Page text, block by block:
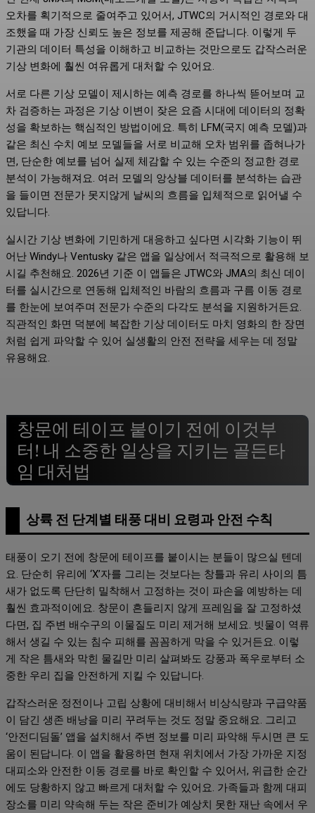
오차를 획기적으로 줄여주고 있어서, JTWC의 거시적인 경로와 대
조했을 때 가장 신뢰도 높은 정보를 제공해 준답니다. 이렇게 두
기관의 데이터 특성을 이해하고 비교하는 것만으로도 갑작스러운
기상 변화에 훨씬 여유롭게 대처할 수 있어요.
서로 다른 기상 모델이 제시하는 예측 경로를 하나씩 뜯어보며 교
차 검증하는 과정은 기상 이변이 잦은 요즘 시대에 데이터의 정확
성을 확보하는 핵심적인 방법이에요. 특히 LFM(국지 예측 모델)과
같은 최신 수치 예보 모델들을 서로 비교해 오차 범위를 좁혀나가
면, 단순한 예보를 넘어 실제 체감할 수 있는 수준의 정교한 경로
분석이 가능해져요. 여러 모델의 앙상블 데이터를 분석하는 습관
을 들이면 전문가 못지않게 날씨의 흐름을 입체적으로 읽어낼 수
있답니다.
실시간 기상 변화에 기민하게 대응하고 싶다면 시각화 기능이 뛰
어난 Windy나 Ventusky 같은 앱을 일상에서 적극적으로 활용해 보
시길 추천해요. 2026년 기준 이 앱들은 JTWC와 JMA의 최신 데이
터를 실시간으로 연동해 입체적인 바람의 흐름과 구름 이동 경로
를 한눈에 보여주며 전문가 수준의 다각도 분석을 지원하거든요.
직관적인 화면 덕분에 복잡한 기상 데이터도 마치 영화의 한 장면
처럼 쉽게 파악할 수 있어 실생활의 안전 전략을 세우는 데 정말
유용해요.
창문에 테이프 붙이기 전에 이것부
터! 내 소중한 일상을 지키는 골든타
임 대처법
상륙 전 단계별 태풍 대비 요령과 안전 수칙
태풍이 오기 전에 창문에 테이프를 붙이시는 분들이 많으실 텐데
요. 단순히 유리에 ‘X’자를 그리는 것보다는 창틀과 유리 사이의 틈
새가 없도록 단단히 밀착해서 고정하는 것이 파손을 예방하는 데
훨씬 효과적이에요. 창문이 흔들리지 않게 프레임을 잘 고정하셨
다면, 집 주변 배수구의 이물질도 미리 제거해 보세요. 빗물이 역류
해서 생길 수 있는 침수 피해를 꼼꼼하게 막을 수 있거든요. 이렇
게 작은 틈새와 막힌 물길만 미리 살펴봐도 강풍과 폭우로부터 소
중한 우리 집을 안전하게 지킬 수 있답니다.
갑작스러운 정전이나 고립 상황에 대비해서 비상식량과 구급약품
이 담긴 생존 배낭을 미리 꾸려두는 것도 정말 중요해요. 그리고
‘안전디딤돌’ 앱을 설치해서 주변 정보를 미리 파악해 두시면 큰 도
움이 된답니다. 이 앱을 활용하면 현재 위치에서 가장 가까운 지정
대피소와 안전한 이동 경로를 바로 확인할 수 있어서, 위급한 순간
에도 당황하지 않고 빠르게 대처할 수 있어요. 가족들과 함께 대피
장소를 미리 약속해 두는 작은 준비가 예상치 못한 재난 속에서 우